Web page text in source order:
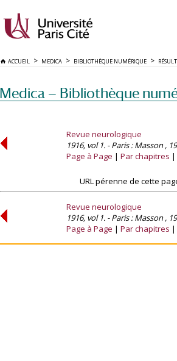
ACCUEIL MEDICA BIBLIOTHÈQUE NUMÉRIQUE
Medica — Bibliothèque
Revue neurologique
1916, vol 1. - Paris : Masson ,
Page à Page
Par chapitres
URL pérenne de cette
Revue neurologique
1916, vol 1. - Paris : Masson ,
Page à Page
Par chapitres